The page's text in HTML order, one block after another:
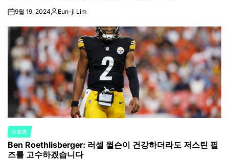
on9월 19, 2024Posted
Eun-ji Lim
POSTED
IN
스포츠
Ben Roethlisberger: 러셀 윌슨이 건강하더라도 저스틴 필
즈를 고수하겠습니다